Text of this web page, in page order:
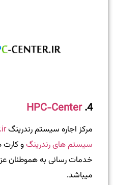
4.
HPC-Center
مرکز اجاره سیستم رندرینگ
سیستم های رندرینگ
خدمات رسانی به هموطنان
میباشد.